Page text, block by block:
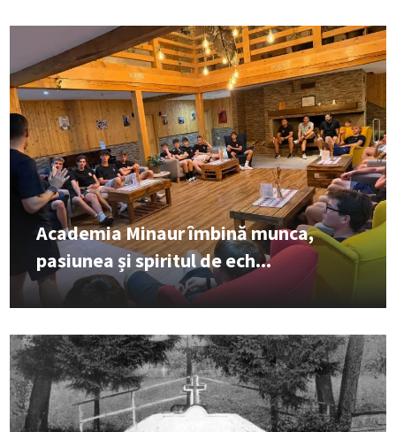
Academia Minaur îmbină munca,
pasiunea și spiritul de ech...